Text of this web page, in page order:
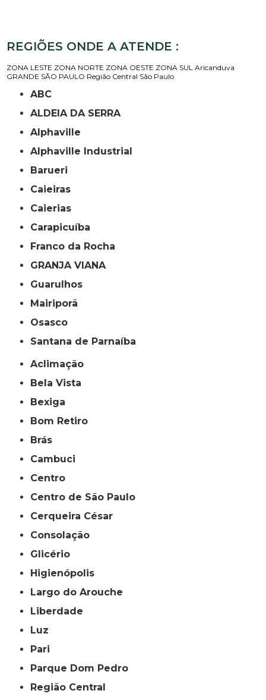
REGIÕES ONDE A ATENDE :
ZONA LESTE ZONA NORTE ZONA OESTE ZONA SUL Aricanduva
GRANDE SÃO PAULO Região Central São Paulo
ABC
ALDEIA DA SERRA
Alphaville
Alphaville Industrial
Barueri
Caieiras
Caierias
Carapicuíba
Franco da Rocha
GRANJA VIANA
Guarulhos
Mairiporã
Osasco
Santana de Parnaíba
Aclimação
Bela Vista
Bexiga
Bom Retiro
Brás
Cambuci
Centro
Centro de São Paulo
Cerqueira César
Consolação
Glicério
Higienópolis
Largo do Arouche
Liberdade
Luz
Pari
Parque Dom Pedro
Região Central